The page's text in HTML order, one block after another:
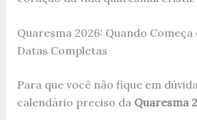
Quaresma 2026: Quando
Datas Completas
Para que você não fique em
calendário preciso da Quaresma